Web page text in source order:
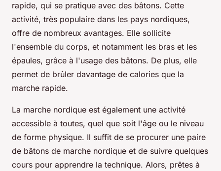
rapide, qui se pratique avec des bâtons. Cette
activité, très populaire dans les pays nordiques,
offre de nombreux avantages. Elle sollicite
l'ensemble du corps, et notamment les bras et les
épaules, grâce à l'usage des bâtons. De plus, elle
permet de brûler davantage de calories que la
marche rapide.
La marche nordique est également une activité
accessible à toutes, quel que soit l'âge ou le niveau
de forme physique. Il suffit de se procurer une paire
de bâtons de marche nordique et de suivre quelques
cours pour apprendre la technique. Alors, prêtes à